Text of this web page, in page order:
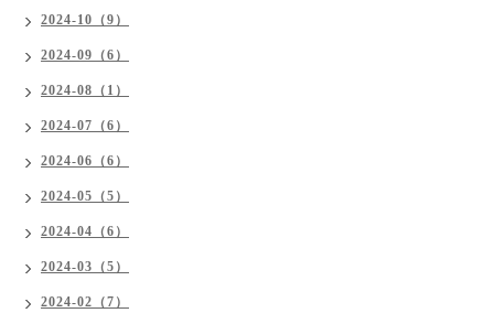
2024-10（9）
2024-09（6）
2024-08（1）
2024-07（6）
2024-06（6）
2024-05（5）
2024-04（6）
2024-03（5）
2024-02（7）